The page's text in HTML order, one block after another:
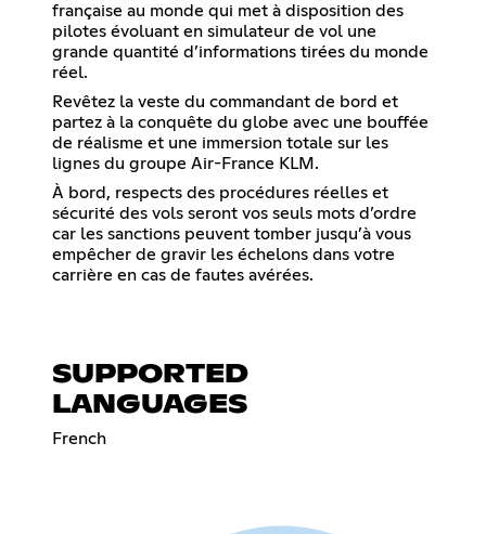
française au monde qui met à disposition des
pilotes évoluant en simulateur de vol une
grande quantité d’informations tirées du monde
réel.
Revêtez la veste du commandant de bord et
partez à la conquête du globe avec une bouffée
de réalisme et une immersion totale sur les
lignes du groupe Air-France KLM.
À bord, respects des procédures réelles et
sécurité des vols seront vos seuls mots d’ordre
car les sanctions peuvent tomber jusqu’à vous
empêcher de gravir les échelons dans votre
carrière en cas de fautes avérées.
SUPPORTED
LANGUAGES
French